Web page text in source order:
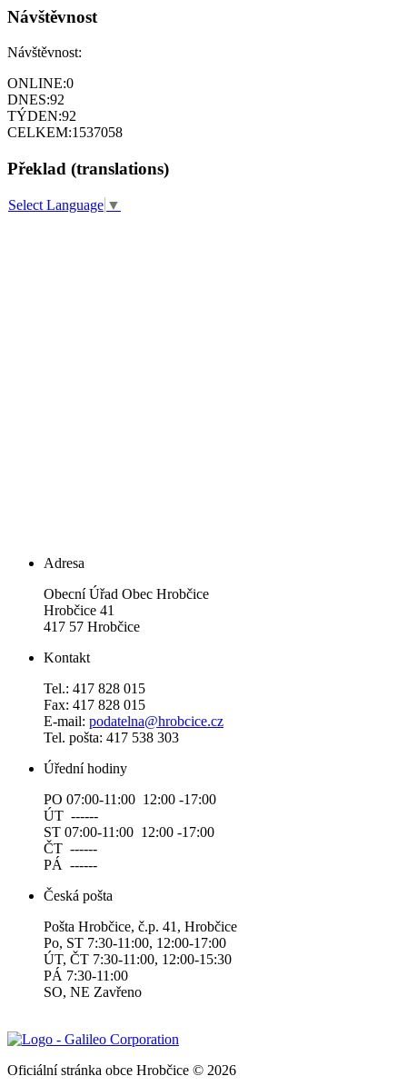
Návštěvnost
Návštěvnost:
ONLINE:0
DNES:92
TÝDEN:92
CELKEM:1537058
Překlad (translations)
Select Language ▼
Adresa
Obecní Úřad Obec Hrobčice
Hrobčice 41
417 57 Hrobčice
Kontakt
Tel.: 417 828 015
Fax: 417 828 015
E-mail: podatelna@hrobcice.cz
Tel. pošta: 417 538 303
Úřední hodiny
PO 07:00-11:00 12:00 -17:00
ÚT ------
ST 07:00-11:00 12:00 -17:00
ČT ------
PÁ ------
Česká pošta
Pošta Hrobčice, č.p. 41, Hrobčice
Po, ST 7:30-11:00, 12:00-17:00
ÚT, ČT 7:30-11:00, 12:00-15:30
PÁ 7:30-11:00
SO, NE Zavřeno
Oficiální stránka obce Hrobčice © 2026